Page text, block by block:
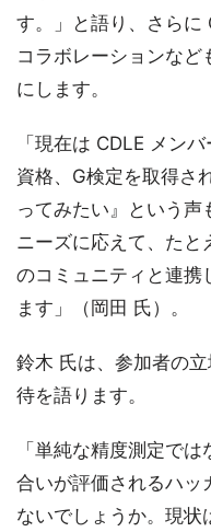
す。」と語り、さらに
コラボレーションなど
にします。
「現在は CDLE メン
資格、G検定を取得さ
ってみたい』という声
ニーズに応えて、た
のコミュニティと連携
ます」（岡田 氏）。
鈴木 氏は、参加者の
待を語ります。
「単純な精度測定で
合いが評価されるハッ
ないでしょうか。現状